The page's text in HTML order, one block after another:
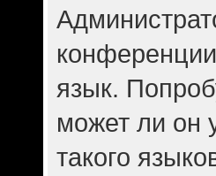
язык.
может ли он
такого